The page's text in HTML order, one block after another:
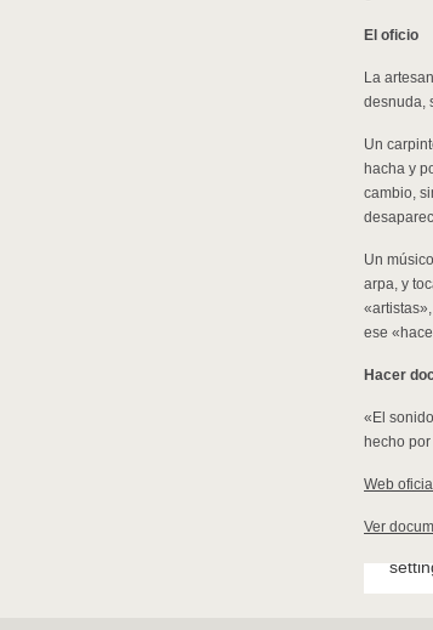
El oficio
La
desnuda,
Un
hacha y
cambio,
Un
arpa, y
ese
Hacer
«El
hecho
Web oficial
Ver